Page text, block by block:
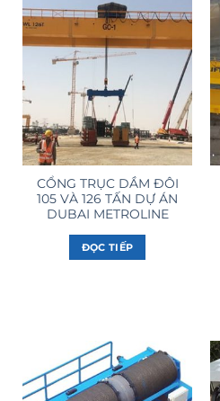
CỔNG TRỤC DẦM ĐÔI
105 VÀ 126 TẤN DỰ ÁN
DUBAI METROLINE
ĐỌC TIẾP